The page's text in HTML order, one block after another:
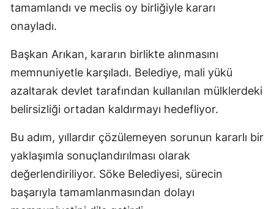
tamamlandı ve meclis oy birliğiyle kararı
onayladı.
Başkan Arıkan, kararın birlikte alınmasını
memnuniyetle karşıladı. Belediye, mali yükü
azaltarak devlet tarafından kullanılan mülklerdeki
belirsizliği ortadan kaldırmayı hedefliyor.
Bu adım, yıllardır çözülemeyen sorunun kararlı bir
yaklaşımla sonuçlandırılması olarak
değerlendiriliyor. Söke Belediyesi, sürecin
başarıyla tamamlanmasından dolayı